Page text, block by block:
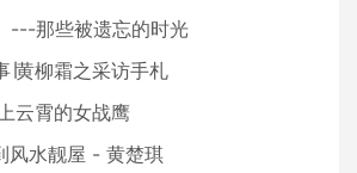
---那些被遗忘的时光
∣黄柳霜之采访手札
云霄的女战鹰
风水靓屋 - 黄楚琪